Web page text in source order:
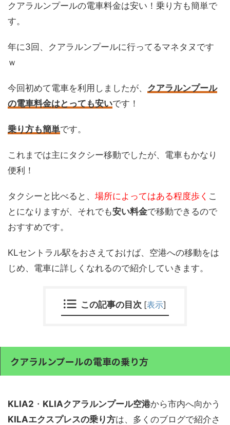
クアラルンプールの電車料金は安い！乗り方も簡単で
す。
年に3回、クアラルンプールに行ってるマネタヌです
ｗ
今回初めて電車を利用しましたが、 クアラルンプール
の電車料金はとっても安いです！
乗り方も簡単です。
これまでは主にタクシー移動でしたが、電車もかなり
便利！
タクシーと比べると、 場所によってはある程度歩く こ
とになりますが、それでも安い料金で移動できるので
おすすめです。
KLセントラル駅をおさえておけば、空港への移動をは
じめ、電車に詳しくなれるので紹介していきます。
この記事の目次 [表示]
クアラルンプールの電車の乗り方
KLIA2 ・ KLIAクアラルンプール空港から市内へ向かう
KILAエクスプレスの乗り方は、多くのブログで紹介さ